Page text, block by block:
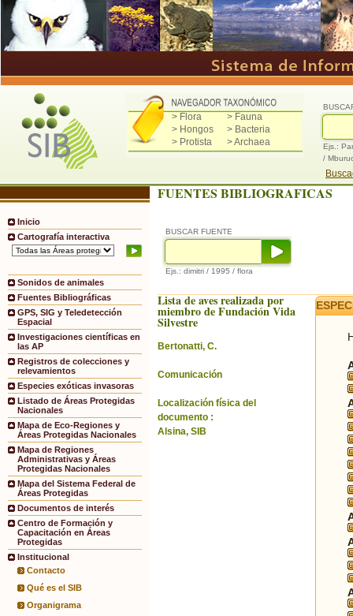
> Flora
> Fauna
> Hongos
> Bacteria
> Protista
> Archaea
Ejs.:
/
Inicio
Cartografía interactiva
Sonidos de animales
Fuentes Bibliográficas
GPS, SIG y Teledetección
Espacial
Investigaciones científicas en
las AP
Registros de colecciones y
relevamientos
Especies exóticas invasoras
Listado de Áreas Protegidas
Nacionales
Mapa de Eco-Regiones y
Áreas Protegidas Nacionales
Mapa de Regiones
Administrativas y Áreas
Protegidas Nacionales
Mapa del Sistema Federal de
Áreas Protegidas
Documentos de interés
Centro de Formación y
Capacitación en Áreas
Protegidas
Institucional
Contacto
Qué es el SIB
Organigrama
FUENTES BIBLIOGRAFICAS
BUSCAR FUENTE
Ejs.: dimitri / 1995 / flora
Lista de aves realizada por
miembro de Fundación Vida
Silvestre
Bertonatti, C.
Comunicación
Localización física del
documento :
Alsina, SIB